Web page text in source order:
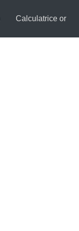
Calculatrice or